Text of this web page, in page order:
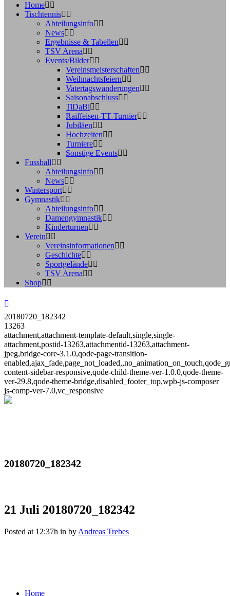
Home
Tischtennis
Abteilungsinfo
News
Ergebnisse & Tabellen
TSV Arena
Events/Bilder
Vereinsmeisterschaften
Weihnachtsfeiern
Vatertagswanderungen
Saisonabschluss
TiDaBi
Raiffeisen-TT-Turnier
Jubiläen
Hochzeiten
Turniere
Sonstige Events
Fussball
Abteilungsinfo
News
Wintersport
Gymnastik
Abteilungsinfo
Damengymnastik
Kinderturnen
Verein
Vereinsinformationen
Geschichte
Sportgelände
TSV Arena
Shop
20180720_182342
13263
attachment,attachment-template-default,single,single-
attachment,postid-13263,attachmentid-13263,attachment-
jpeg,bridge-core-3.1.0,qode-page-transition-
content-sidebar-responsive,qode-child-theme-ver-1.0.0,qode-theme-
ver-29.8,qode-theme-bridge,disabled_footer_top,wpb-js-composer
js-comp-ver-7.0,vc_responsive
20180720_182342
21 Juli 20180720_182342
Posted at 12:37h in by Andreas Trebes
Home